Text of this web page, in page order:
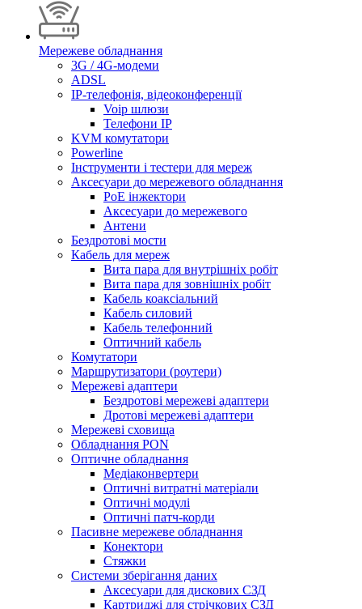
Мережеве обладнання
3G / 4G-модеми
ADSL
IP-телефонія, відеоконференції
Voip шлюзи
Телефони IP
KVM комутатори
Powerline
Інструменти і тестери для мереж
Аксесуари до мережевого обладнання
PoE інжектори
Аксесуари до мережевого
Антени
Бездротові мости
Кабель для мереж
Вита пара для внутрішніх робіт
Вита пара для зовнішніх робіт
Кабель коаксіальний
Кабель силовий
Кабель телефонний
Оптичний кабель
Комутатори
Маршрутизатори (роутери)
Мережеві адаптери
Бездротові мережеві адаптери
Дротові мережеві адаптери
Мережеві сховища
Обладнання PON
Оптичне обладнання
Медіаконвертери
Оптичні витратні матеріали
Оптичні модулі
Оптичні патч-корди
Пасивне мережеве обладнання
Конектори
Стяжки
Системи зберігання даних
Аксесуари для дискових СЗД
Картриджі для стрічкових СЗД